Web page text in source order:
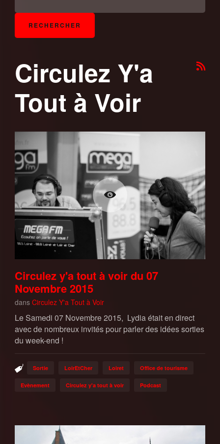
Circulez Y'a
Tout à Voir
Circulez y'a tout à voir du 07
Novembre 2015
dans Circulez Y'a Tout à Voir
Le Samedi 07 Novembre 2015, Lydia était en direct
avec de nombreux invités pour parler des idées sorties
du week-end !
Sortie LoirEtCher Loiret Office de tourisme
Evènement Circulez y'a tout à voir Podcast